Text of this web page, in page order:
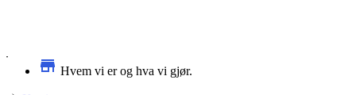
Hvem vi er og hva vi gjør.